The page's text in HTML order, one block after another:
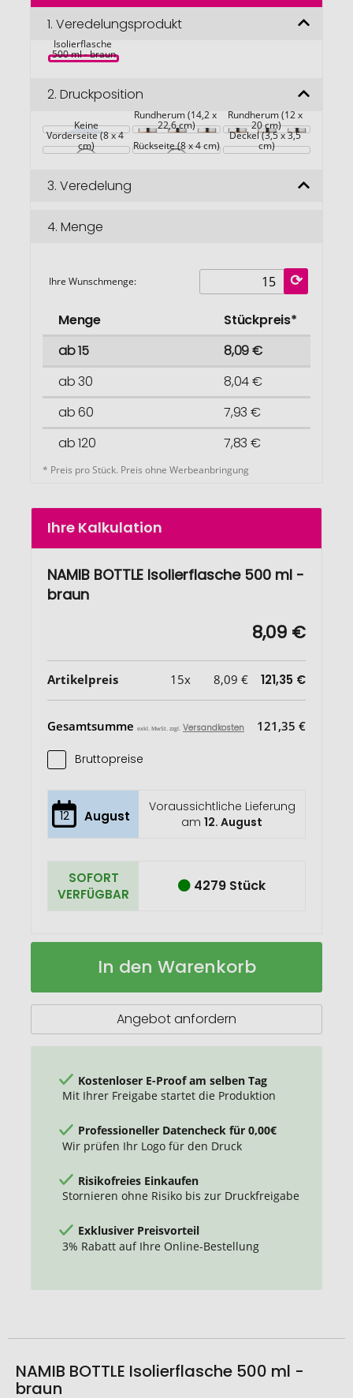
Bildgalerie
springen
1. Veredelungsprodukt
Isolierflasche
500 ml - braun
2. Druckposition
Keine
Rundherum (14,2 x
22,6 cm)
Rundherum (12 x
20 cm)
Vorderseite (8 x 4
cm) Rückseite (8 x 4 cm)
Deckel (3,5 x 3,5
cm)
3. Veredelung
4. Menge
Ihre Wunschmenge:
Menge
Stückpreis*
ab 15
8,09 €
ab 30
8,04 €
ab 60
7,93 €
ab 120
7,83 €
* Preis pro Stück. Preis ohne Werbeanbringung
Ihre Kalkulation
NAMIB BOTTLE Isolierflasche 500 ml -
braun
8,09 €
Artikelpreis 15x 8,09 € 121,35 €
Gesamtsumme exkl. MwSt. zzgl. Versandkosten 121,35 €
Bruttopreise
12 August
Voraussichtliche Lieferung
am12. August
SOFORT
VERFÜGBAR
4279 Stück
NAMIB
500
Auf
In den Warenkorb
Angebot anfordern
Kostenloser E-Proof am selben Tag
Mit Ihrer Freigabe startet die Produktion
Professioneller Datencheck für 0,00€
Wir prüfen Ihr Logo für den Druck
Risikofreies Einkaufen
Stornieren ohne Risiko bis zur Druckfreigabe
Exklusiver Preisvorteil
3% Rabatt auf Ihre Online-Bestellung
NAMIB BOTTLE Isolierflasche 500 ml -
braun